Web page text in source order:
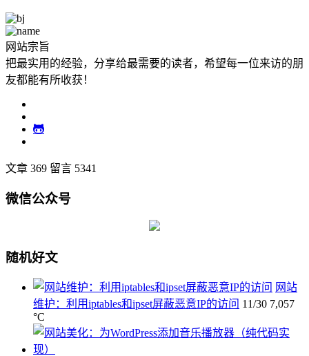
网站宗旨
把最实用的经验，分享给最需要的读者，希望每一位来访的朋
友都能有所收获！
文章 369 留言 5341
微信公众号
随机好文
网站
维护：利用iptables和ipset屏蔽恶意IP的访问 11/30 7,057
°C